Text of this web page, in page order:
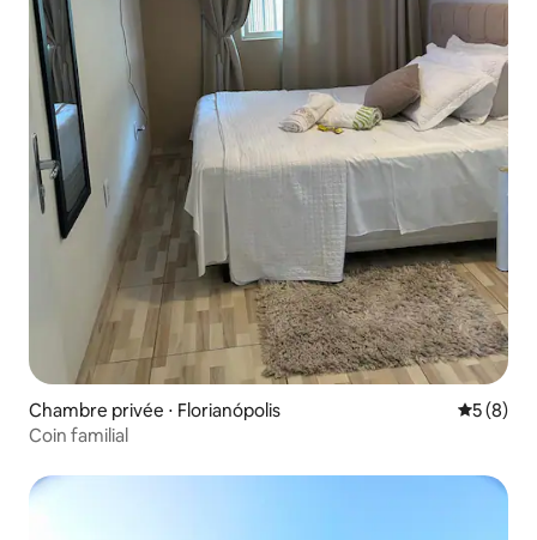
Chambre privée ⋅ Florianópolis
5 (8)
Coin familial